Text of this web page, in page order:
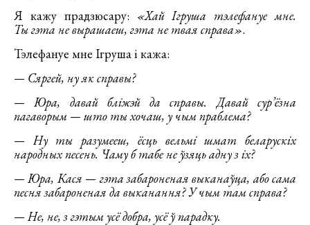
Я кажу прадзюсару: «Хай Ігруша тэлефануе мне.
Ты гэта не вырашаеш, гэта не твая справа».
Тэлефануе мне Ігруша і кажа:
— Сяргей, ну як справы?
— Юра, давай бліжэй да справы. Давай сур’ёзна
пагаворым — што ты хочаш, у чым праблема?
— Ну ты разумееш, ёсць вельмі шмат беларускіх
народных песень. Чаму б табе не ўзяць адну з іх?
— Юра, Кася — гэта забароненая выканаўца, або сама
песня забароненая да выканання? У чым там справа?
— Не, не, з гэтым усё добра, усё ў парадку.